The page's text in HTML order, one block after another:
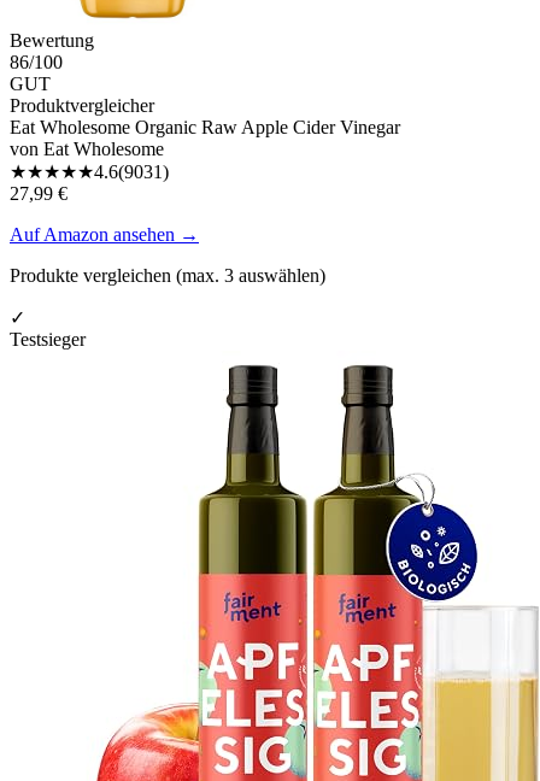
Bewertung
86/100
GUT
Produktvergleicher
Eat Wholesome Organic Raw Apple Cider Vinegar
von Eat Wholesome
★★★★★4.6(9031)
27,99 €
Auf Amazon ansehen →
Produkte vergleichen (max. 3 auswählen)
✓
Testsieger